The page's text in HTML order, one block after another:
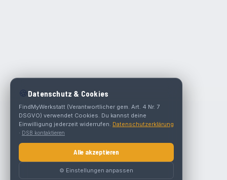
🍪 Datenschutz & Cookies
FindMyWerkstatt (Verantwortlicher gem. Art. 4 Nr. 7
DSGVO) verwendet Cookies. Du kannst deine
Einwilligung jederzeit widerrufen. Datenschutzerklärung
· DSB kontaktieren
Alle akzeptieren
⚙️ Einstellungen anpassen